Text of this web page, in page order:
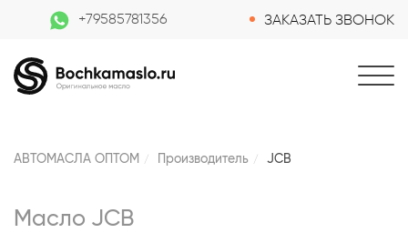
+79585781356 ЗАКАЗАТЬ ЗВОНОК
АВТОМАСЛА ОПТОМ Производитель JCB
Масло JCB